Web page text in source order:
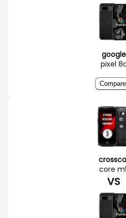
google
pixel
core
VS